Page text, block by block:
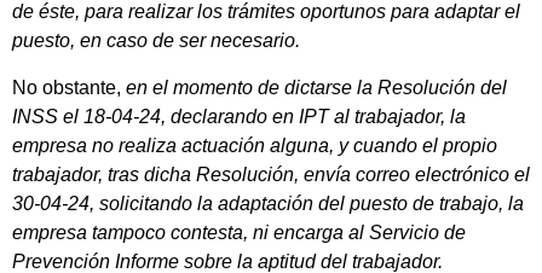
de éste, para realizar los trámites oportunos para adaptar el
puesto, en caso de ser necesario.
No obstante, en el momento de dictarse la Resolución del
INSS el 18-04-24, declarando en IPT al trabajador, la
empresa no realiza actuación alguna, y cuando el propio
trabajador, tras dicha Resolución, envía correo electrónico el
30-04-24, solicitando la adaptación del puesto de trabajo, la
empresa tampoco contesta, ni encarga al Servicio de
Prevención Informe sobre la aptitud del trabajador.